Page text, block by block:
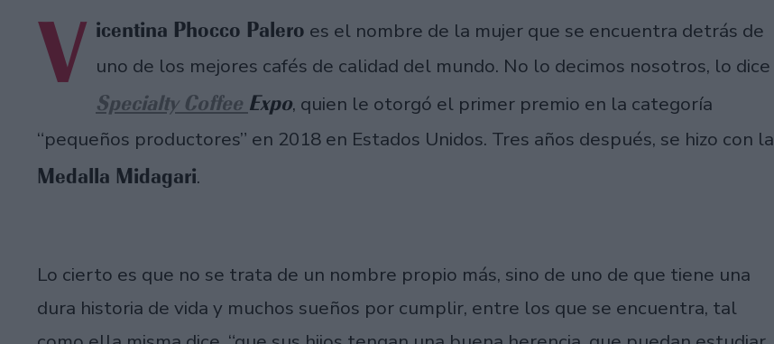
V icentina Phocco Palero es el nombre de la mujer que se encuentra detrás de
uno de los mejores cafés de calidad del mundo. No lo decimos nosotros, lo dice
Specialty Coffee Expo, quien le otorgó el primer premio en la categoría
“pequeños productores” en 2018 en Estados Unidos. Tres años después, se hizo con la
Medalla Midagari.
Lo cierto es que no se trata de un nombre propio más, sino de uno de que tiene una
dura historia de vida y muchos sueños por cumplir, entre los que se encuentra, tal